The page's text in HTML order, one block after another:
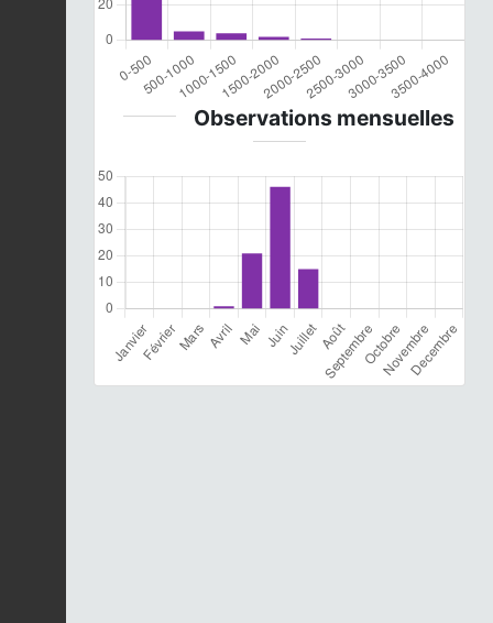
Observations mensuelles